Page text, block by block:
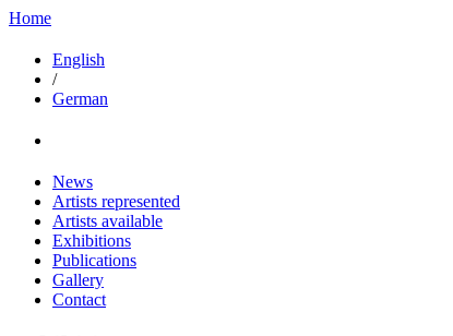
Home
English
/
German
News
Artists represented
Artists available
Exhibitions
Publications
Gallery
Contact